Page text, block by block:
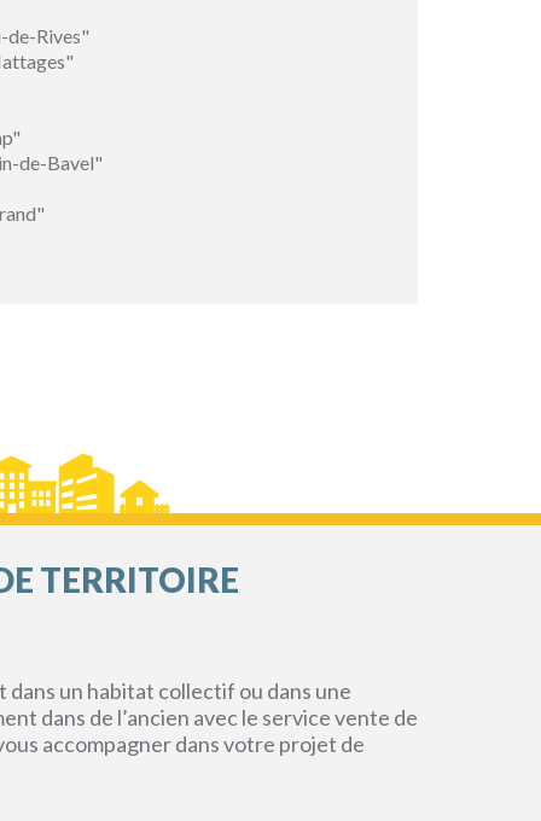
de-Rives"
de-Bavel"
TERRITOIRE
dans un habitat collectif ou dans une
dans de l’ancien avec le service vente de
accompagner dans votre projet de